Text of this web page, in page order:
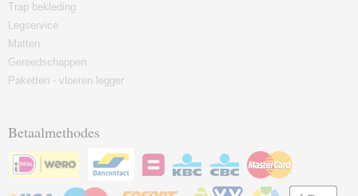
Trap bekleding
Legservice
Matten
Gereedschappen
Paketten - vloeren legger
Betaalmethodes